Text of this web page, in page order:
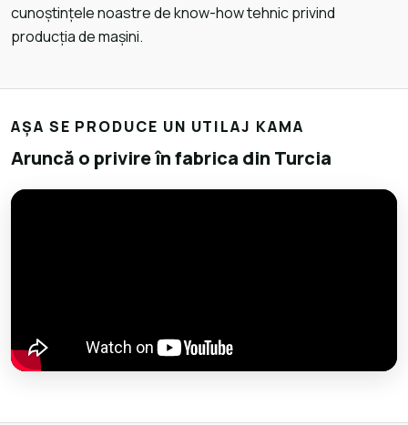
cunoștințele noastre de know-how tehnic privind
producția de mașini.
AȘA SE PRODUCE UN UTILAJ KAMA
Aruncă o privire în fabrica din Turcia